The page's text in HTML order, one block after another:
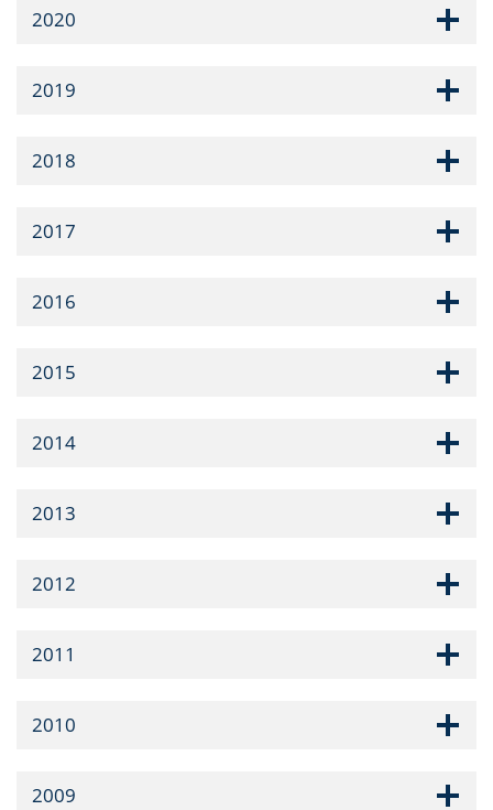
2020
2019
2018
2017
2016
2015
2014
2013
2012
2011
2010
2009